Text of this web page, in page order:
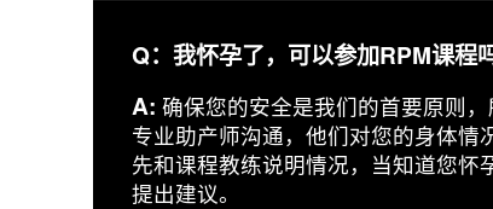
Q：我怀孕了，可以参加RPM课程
A: 确保您的安全是我们的首要原则
专业助产师沟通，他们对您的身体情
先和课程教练说明情况，当知道您怀
提出建议。